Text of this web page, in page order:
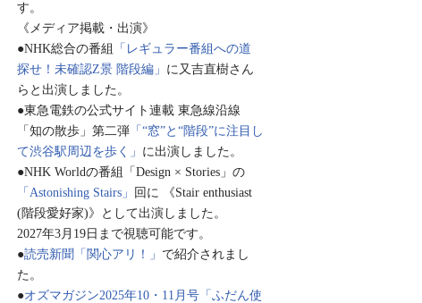
す。
《メディア掲載・出演》
●NHK総合の番組
「レギュラー番組への道
探せ！未確認Z景 階段編」 に又吉直樹さん
らと出演しました。
●東急電鉄の公式サイト連載 東急線沿線
「知の散歩」第二弾「“窓”と“階段”に注目し
て渋谷駅周辺を歩く」 に出演しました。
●NHK Worldの番組「Design × Stories」の
「Astonishing Stairs」
回に 《Stair enthusiast
(階段愛好家)》として出演しました。
2027年3月19日まで視聴可能です。
●読売新聞「関心アリ！」 で紹介されまし
た。
●オズマガジン2025年10・11月号「ふだん使